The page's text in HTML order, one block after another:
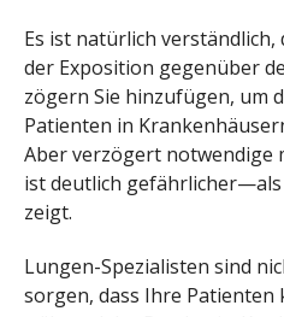
Es ist natürlich
der Exposition gegenüber
zögern Sie hinzufügen, um
Patienten in
Aber verzögert notwendige
ist deutlich gefährlicher—als
zeigt.
Lungen-Spezialisten sind
sorgen, dass Ihre